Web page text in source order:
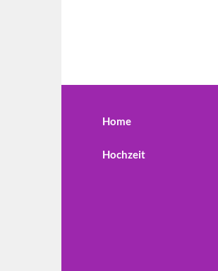
Home
Hochzeit